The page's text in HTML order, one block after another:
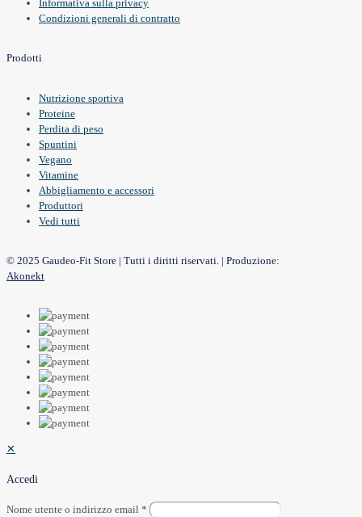
Informativa sulla privacy
Condizioni generali di contratto
Prodotti
Nutrizione sportiva
Proteine
Perdita di peso
Spuntini
Vegano
Vitamine
Abbigliamento e accessori
Produttori
Vedi tutti
© 2025 Gaudeo-Fit Store | Tutti i diritti riservati. | Produzione:
Akonekt
✕
Accedi
Nome utente o indirizzo email *